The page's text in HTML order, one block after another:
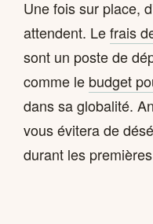
Une fois sur place,
attendent. Lefrais
sont un poste de
comme le budget
dans sa globalité.
vous évitera de
durant les